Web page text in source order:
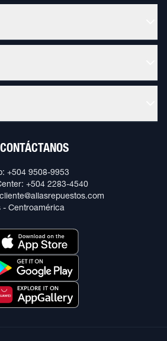
CONTÁCTANOS
+504 9508-9953
+504 2283-4540
- Centroamérica